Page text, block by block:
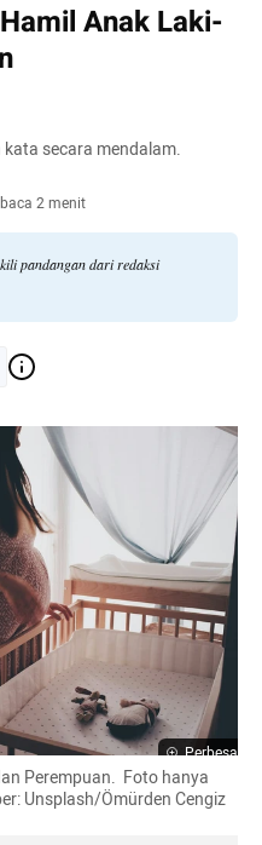
Anak Laki-
secara mendalam.
2 menit
pandangan dari redaksi
Perbesar
Perempuan.  Foto hanya
Unsplash/Ömürden Cengiz